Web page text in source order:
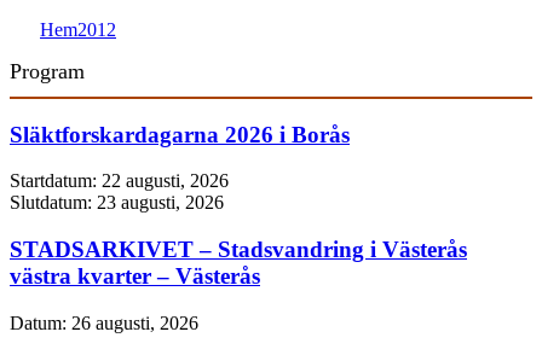
Hem2012
Program
Släktforskardagarna 2026 i Borås
Startdatum: 22 augusti, 2026
Slutdatum: 23 augusti, 2026
STADSARKIVET – Stadsvandring i Västerås
västra kvarter – Västerås
Datum: 26 augusti, 2026